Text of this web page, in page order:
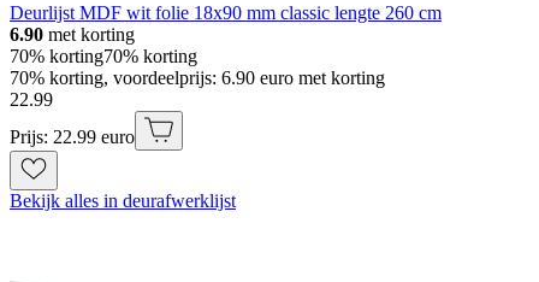
Deurlijst MDF wit folie 18x90 mm classic lengte 260 cm
6.90 met korting
70% korting70% korting
70% korting, voordeelprijs: 6.90 euro met korting
22.99
Prijs: 22.99 euro
Bekijk alles in deurafwerklijst